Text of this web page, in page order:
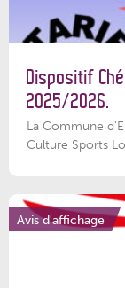
Dispositif
2025/2026.
La Commune
Culture Sports
Avis d'affichage